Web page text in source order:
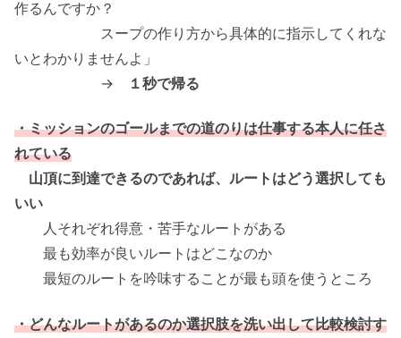
作るんですか？
スープの作り方から具体的に指示してくれな
いとわかりませんよ」
→
１秒で帰る
・ミッションのゴールまでの道のりは仕事する本人に任さ
れている
山頂に到達できるのであれば、ルートはどう選択しても
いい
人それぞれ得意・苦手なルートがある
最も効率が良いルートはどこなのか
最短のルートを吟味することが最も頭を使うところ
・どんなルートがあるのか選択肢を洗い出して比較検討す